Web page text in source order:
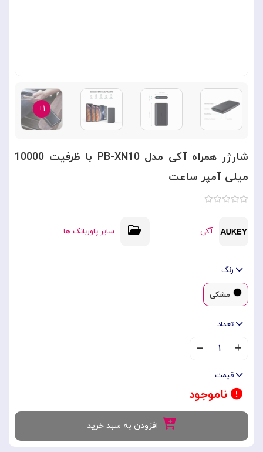
۱+
شارژر همراه آکی مدل PB-XN10 با ظرفیت 10000
میلی آمپر ساعت
آکی سایر پاوربانک ها
رنگ
مشکی
تعداد
۱
قیمت
ناموجود
افزودن به سبد خرید